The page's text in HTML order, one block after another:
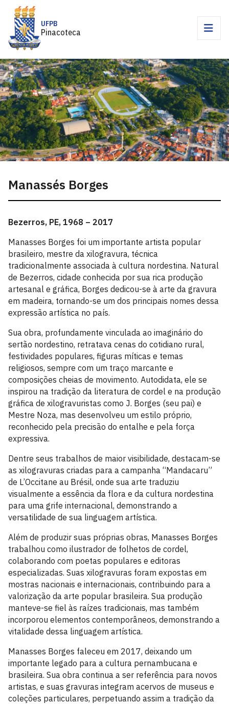
UFPB
Pinacoteca
Manassés Borges
Bezerros, PE, 1968 – 2017
Manasses Borges foi um importante artista popular
brasileiro, mestre da xilogravura, técnica
tradicionalmente associada à cultura nordestina. Natural
de Bezerros, cidade conhecida por sua rica produção
artesanal e gráfica, Borges dedicou-se à arte da gravura
em madeira, tornando-se um dos principais nomes dessa
expressão artística no país.
Sua obra, profundamente vinculada ao imaginário do
sertão nordestino, retratava cenas do cotidiano rural,
festividades populares, figuras míticas e temas
religiosos, sempre com um traço marcante e
composições cheias de movimento. Autodidata, ele se
inspirou na tradição da literatura de cordel e na produção
gráfica de xilogravuristas como J. Borges (seu pai) e
Mestre Noza, mas desenvolveu um estilo próprio,
reconhecido pela precisão do entalhe e pela força
expressiva.
Dentre seus trabalhos de maior visibilidade, destacam-se
as xilogravuras criadas para a campanha “Mandacaru”
de L’Occitane au Brésil, onde sua arte traduziu
visualmente a essência da flora e da cultura nordestina
para uma grife internacional, demonstrando a
versatilidade de sua linguagem artística.
Além de produzir suas próprias obras, Manasses Borges
trabalhou como ilustrador de folhetos de cordel,
colaborando com poetas populares e editoras
especializadas. Suas xilogravuras foram expostas em
mostras nacionais e internacionais, contribuindo para a
valorização da arte popular brasileira. Sua produção
manteve-se fiel às raízes tradicionais, mas também
incorporou elementos contemporâneos, demonstrando a
vitalidade dessa linguagem artística.
Manasses Borges faleceu em 2017, deixando um
importante legado para a cultura pernambucana e
brasileira. Sua obra continua a ser referência para novos
artistas, e suas gravuras integram acervos de museus e
coleções particulares, perpetuando assim a tradição da